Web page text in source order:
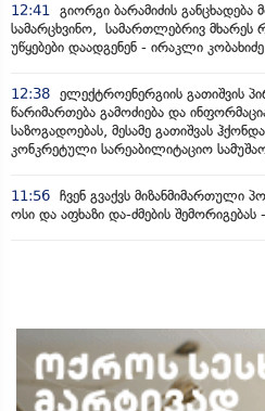
12:41
გიორგი ბარამიძის
სამარცხვინო, სამართლებრივ მხარეს
უწყებები დაადგენენ - ირაკლი კობახიძე
12:38 ელექტროენერგიის გათიშვის
წარიმართება გამოძიება და
საზოგადოებას, მესამე გათიშვას
კონკრეტული სარეაბილიტაციო
11:56 ჩვენ გვაქვს მიზანმიმართული
ოსი და აფხაზი და-ძმების